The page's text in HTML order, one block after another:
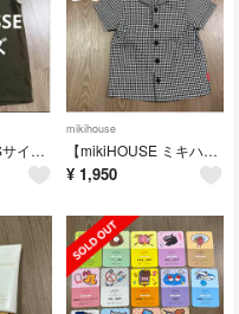
【Do CLASSE Sサイズ】フリル ノースリーブ カットソトップス カーキ ドゥクラッセ アシンメトリー 美品
mikihouse
【mikiHOUSE ミキハウス 90cm】黒ギンガムチェック半袖美品✨男の子
¥ 1,950